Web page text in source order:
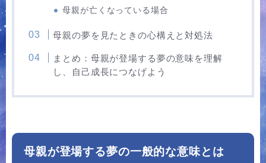
母親が亡くなっている場合
母親の夢を見たときの心構えと対処法
まとめ：母親が登場する夢の意味を理解
し、自己成長につなげよう
母親が登場する夢の一般的な意味とは